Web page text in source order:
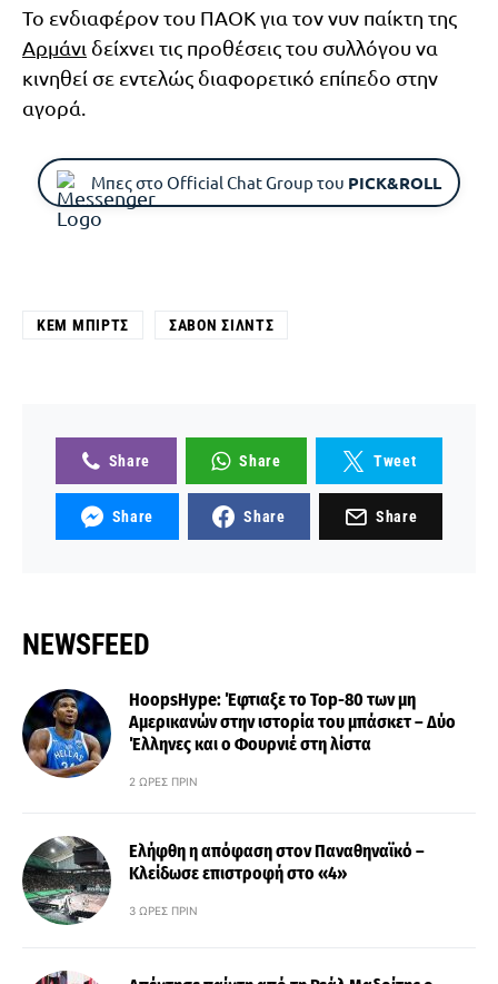
Το ενδιαφέρον του ΠΑΟΚ για τον νυν παίκτη της
Αρμάνι δείχνει τις προθέσεις του συλλόγου να
κινηθεί σε εντελώς διαφορετικό επίπεδο στην
αγορά.
Μπες στο Official Chat Group του PICK&ROLL
ΚΕΜ ΜΠΙΡΤΣ ΣΑΒΌΝ ΣΙΛΝΤΣ
Share Share Tweet
Share Share Share
NEWSFEED
HoopsHype: Έφτιαξε το Top-80 των μη
Αμερικανών στην ιστορία του μπάσκετ – Δύο
Έλληνες και ο Φουρνιέ στη λίστα
2 ΏΡΕΣ ΠΡΙΝ
Ελήφθη η απόφαση στον Παναθηναϊκό –
Κλείδωσε επιστροφή στο «4»
3 ΏΡΕΣ ΠΡΙΝ